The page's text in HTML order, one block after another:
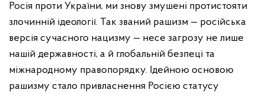
Росія проти України, ми знову змушені протистояти
злочинній ідеології. Так званий рашизм — російська
версія сучасного нацизму — несе загрозу не лише
нашій державності, а й глобальній безпеці та
міжнародному правопорядку. Ідейною основою
рашизму стало привласнення Росією статусу